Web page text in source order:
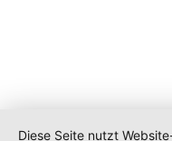
Diese Seite nutzt